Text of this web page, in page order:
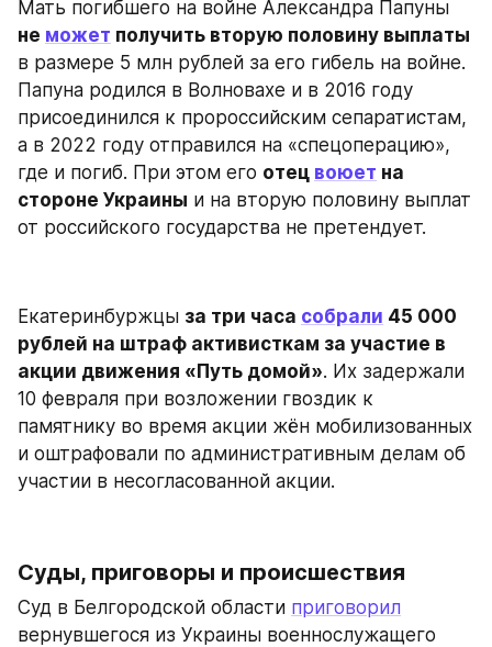
не может получить вторую половину выплаты
в размере 5 млн рублей за его гибель на войне.
Папуна родился в Волновахе и в 2016 году
присоединился к пророссийским сепаратистам,
а в 2022 году отправился на «спецоперацию»,
где и погиб. При этом его отец воюет на
стороне Украины и на вторую половину выплат
от российского государства не претендует.
Екатеринбуржцы за три часа собрали 45 000
рублей на штраф активисткам за участие в
акции движения «Путь домой». Их задержали
10 февраля при возложении гвоздик к
памятнику во время акции жён мобилизованных
и оштрафовали по административным делам об
участии в несогласованной акции.
​Суды, приговоры и происшествия
Суд в Белгородской области приговорил
вернувшегося из Украины военнослужащего